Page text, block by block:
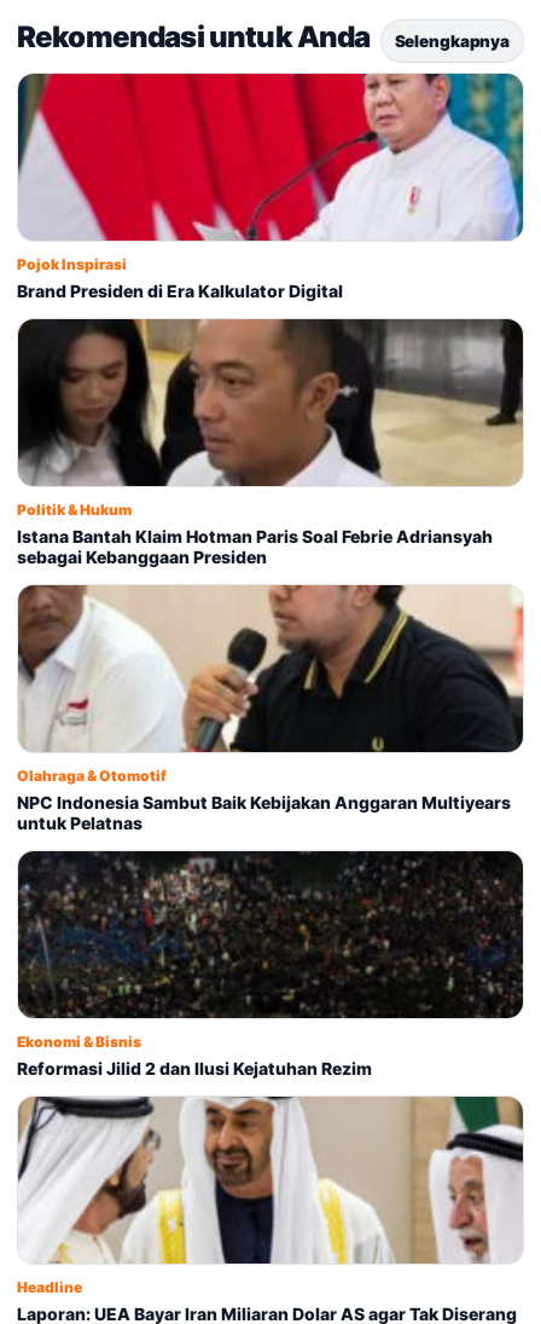
Rekomendasi untuk Anda Selengkapnya
Pojok Inspirasi
Brand Presiden di Era Kalkulator Digital
Politik & Hukum
Istana Bantah Klaim Hotman Paris Soal Febrie Adriansyah
sebagai Kebanggaan Presiden
Olahraga & Otomotif
NPC Indonesia Sambut Baik Kebijakan Anggaran Multiyears
untuk Pelatnas
Ekonomi & Bisnis
Reformasi Jilid 2 dan Ilusi Kejatuhan Rezim
Headline
Laporan: UEA Bayar Iran Miliaran Dolar AS agar Tak Diserang